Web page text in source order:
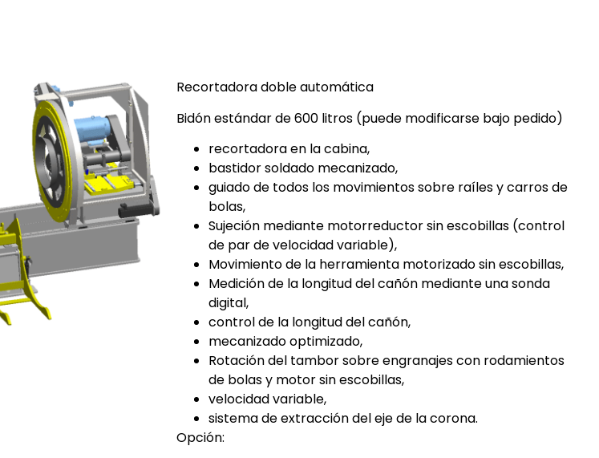
Recortadora doble automática
Bidón estándar de 600 litros (puede modificarse bajo pedido)
recortadora en la cabina,
bastidor soldado mecanizado,
guiado de todos los movimientos sobre raíles y carros de
bolas,
Sujeción mediante motorreductor sin escobillas (control
de par de velocidad variable),
Movimiento de la herramienta motorizado sin escobillas,
Medición de la longitud del cañón mediante una sonda
digital,
control de la longitud del cañón,
mecanizado optimizado,
Rotación del tambor sobre engranajes con rodamientos
de bolas y motor sin escobillas,
velocidad variable,
sistema de extracción del eje de la corona.
Opción: